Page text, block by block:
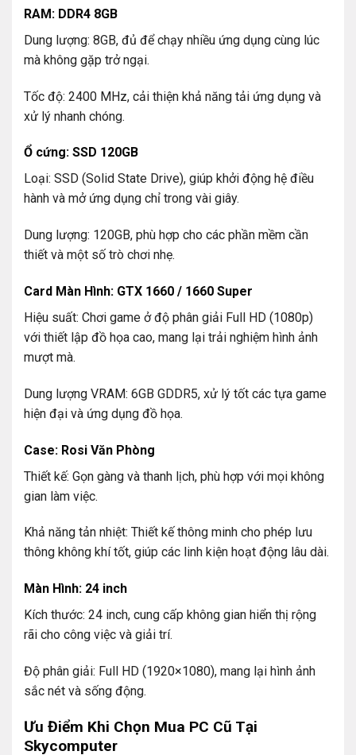
RAM: DDR4 8GB
Dung lượng: 8GB, đủ để chạy nhiều ứng dụng cùng lúc
mà không gặp trở ngại.
Tốc độ: 2400 MHz, cải thiện khả năng tải ứng dụng và
xử lý nhanh chóng.
Ổ cứng: SSD 120GB
Loại: SSD (Solid State Drive), giúp khởi động hệ điều
hành và mở ứng dụng chỉ trong vài giây.
Dung lượng: 120GB, phù hợp cho các phần mềm cần
thiết và một số trò chơi nhẹ.
Card Màn Hình: GTX 1660 / 1660 Super
Hiệu suất: Chơi game ở độ phân giải Full HD (1080p)
với thiết lập đồ họa cao, mang lại trải nghiệm hình ảnh
mượt mà.
Dung lượng VRAM: 6GB GDDR5, xử lý tốt các tựa game
hiện đại và ứng dụng đồ họa.
Case: Rosi Văn Phòng
Thiết kế: Gọn gàng và thanh lịch, phù hợp với mọi không
gian làm việc.
Khả năng tản nhiệt: Thiết kế thông minh cho phép lưu
thông không khí tốt, giúp các linh kiện hoạt động lâu dài.
Màn Hình: 24 inch
Kích thước: 24 inch, cung cấp không gian hiển thị rộng
rãi cho công việc và giải trí.
Độ phân giải: Full HD (1920×1080), mang lại hình ảnh
sắc nét và sống động.
Ưu Điểm Khi Chọn Mua PC Cũ Tại
Skycomputer